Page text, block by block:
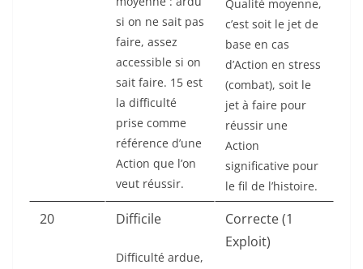
si on ne sait pas
faire, assez
accessible si on
sait faire. 15 est
la difficulté
prise comme
référence d’une
Action que l’on
veut réussir.
Qualité moyenne,
c’est soit le jet de
base en cas
d’Action en stress
(combat), soit le
jet à faire pour
réussir une
Action
significative pour
le fil de l’histoire.
20 Difficile
Difficulté ardue,
Correcte (1
Exploit)